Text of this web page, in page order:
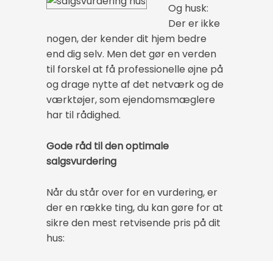
Og husk:
Der er ikke
nogen, der kender dit hjem bedre
end dig selv. Men det gør en verden
til forskel at få professionelle øjne på
og drage nytte af det netværk og de
værktøjer, som ejendomsmæglere
har til rådighed.
Gode råd til den optimale
salgsvurdering
Når du står over for en vurdering, er
der en række ting, du kan gøre for at
sikre den mest retvisende pris på dit
hus: